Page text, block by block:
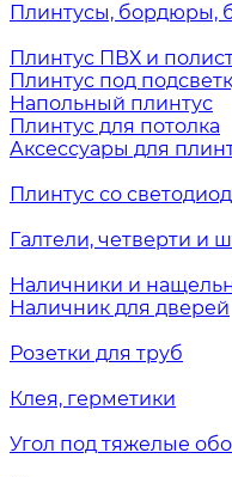
Плинтусы, бордюры,
Плинтус ПВХ и
Плинтус под
Напольный плинтус
Плинтус для потолка
Аксессуары для
Плинтус со
Галтели, четверти и
Наличники и
Наличник для дверей
Розетки для труб
Клея, герметики
Угол под тяжелые